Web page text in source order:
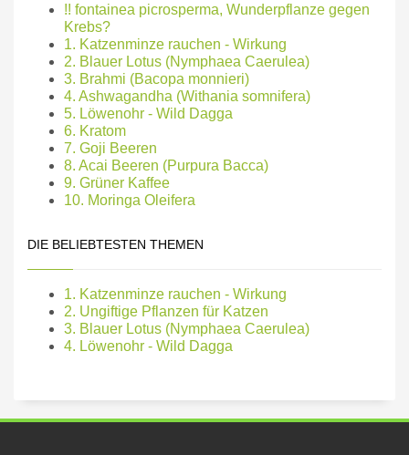
!! fontainea picrosperma, Wunderpflanze gegen
Krebs?
1. Katzenminze rauchen - Wirkung
2. Blauer Lotus (Nymphaea Caerulea)
3. Brahmi (Bacopa monnieri)
4. Ashwagandha (Withania somnifera)
5. Löwenohr - Wild Dagga
6. Kratom
7. Goji Beeren
8. Acai Beeren (Purpura Bacca)
9. Grüner Kaffee
10. Moringa Oleifera
DIE BELIEBTESTEN THEMEN
1. Katzenminze rauchen - Wirkung
2. Ungiftige Pflanzen für Katzen
3. Blauer Lotus (Nymphaea Caerulea)
4. Löwenohr - Wild Dagga